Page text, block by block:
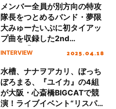
ルの様子をレポート
メンバー全員が別方向の特攻
隊長をつとめるバンド・夢限
大みゅーたいぷに初タイアッ
プ曲を収録した2nd
Single「Hi-Vision」につい
INTERVIEW 2025.04.18
水槽、ナナヲアカリ、ぼっち
ぼろまる、『ユイカ』の4組
が大阪・心斎橋BIGCATで競
演！ライブイベント“リスパ